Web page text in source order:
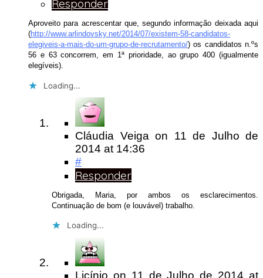
Responder
Aproveito para acrescentar que, segundo informação deixada aqui
(http://www.arlindovsky.net/2014/07/existem-58-candidatos-
elegiveis-a-mais-do-um-grupo-de-recrutamento/) os candidatos n.ºs
56 e 63 concorrem, em 1ª prioridade, ao grupo 400 (igualmente
elegíveis).
Loading...
Cláudia Veiga on 11 de Julho de
2014 at 14:36
#
Responder
Obrigada, Maria, por ambos os esclarecimentos.
Continuação de bom (e louvável) trabalho.
Loading...